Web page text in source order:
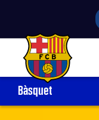
FC Barcelona club badge
Bàsquet